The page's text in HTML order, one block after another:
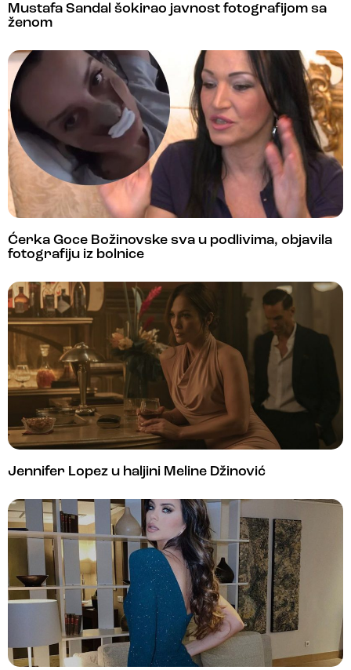
Mustafa Sandal šokirao javnost fotografijom sa
ženom
Ćerka Goce Božinovske sva u podlivima, objavila
fotografiju iz bolnice
Jennifer Lopez u haljini Meline Džinović